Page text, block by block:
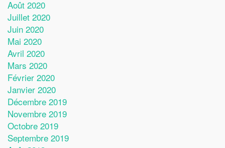
Août 2020
Juillet 2020
Juin 2020
Mai 2020
Avril 2020
Mars 2020
Février 2020
Janvier 2020
Décembre 2019
Novembre 2019
Octobre 2019
Septembre 2019